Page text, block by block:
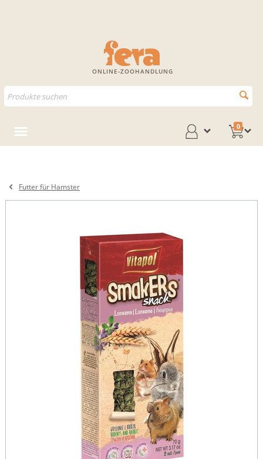
ONLINE-ZOOHANDLUNG
0
Futter für Hamster